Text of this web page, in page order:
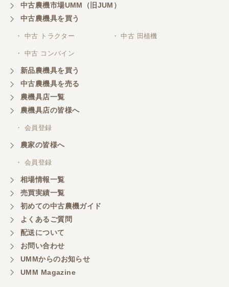
三重県／山本
対応ありがとうございました。
三重県／山本
共立シュレッターを受け取りました。 状態は問題な
く、エンジンも調子がよさそうです。 ありがとうご
ざいました。
三重県／
嫌な顔をせずに一生懸命頑張ってくれる中山さんに
感謝しています。ここで3台買いましたが、これから
もよろしくお願いしたいです。
三重県／
初めてコンバインを買いに行ったのですが、とても
明るい方に担当していただき細かく説明して下さっ
てとても嬉しかったです。
中古農機市場UMM（旧JUM）
中古農機具を買う
・ 中古 トラクター ・ 中古 田植機
・ 中古 コンバイン
新品農機具を買う
中古農機具を売る
農機具店一覧
農機具店の皆様へ
・ 会員登録
農家の皆様へ
・ 会員登録
相場情報一覧
売買実績一覧
初めての中古農機ガイド
よくあるご質問
配送について
お問い合わせ
UMMからのお知らせ
UMM Magazine